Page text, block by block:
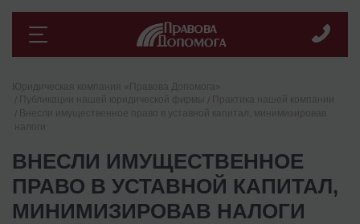
ВНЕСЛИ ИМУЩЕСТВЕННОЕ
ПРАВО В УСТАВНОЙ КАПИТАЛ,
МИНИМИЗИРОВАВ НАЛОГИ